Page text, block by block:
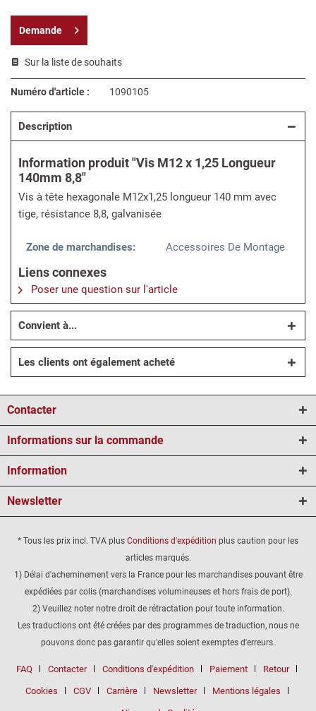
Demande
Sur la liste de souhaits
Numéro d'article : 1090105
Description
Information produit "Vis M12 x 1,25 Longueur
140mm 8,8"
Vis à tête hexagonale M12x1,25 longueur 140 mm avec
tige, résistance 8,8, galvanisée
Zone de marchandises: Accessoires De Montage
Liens connexes
Poser une question sur l'article
Convient à...
Les clients ont également acheté
Contacter
Informations sur la commande
Information
Newsletter
* Tous les prix incl. TVA plus Conditions d'expédition plus caution pour les
articles marqués.
1) Délai d'acheminement vers la France pour les marchandises pouvant être
expédiées par colis (marchandises volumineuses et hors frais de port).
2) Veuillez noter notre droit de rétractation pour toute information.
Les traductions ont été créées par des programmes de traduction, nous ne
pouvons donc pas garantir qu'elles soient exemptes d'erreurs.
FAQ Contacter Conditions d'expédition Paiement Retour
Cookies CGV Carrière Newsletter Mentions légales